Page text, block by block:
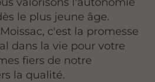
le plus jeune âge.
c'est la promesse
dans la vie pour votre
fiers de notre
la qualité.